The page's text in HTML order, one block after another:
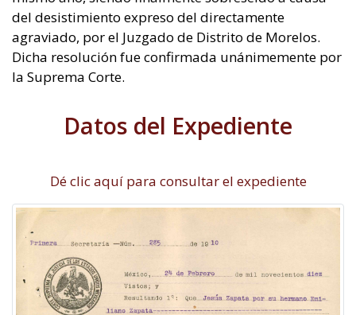
del desistimiento expreso del directamente
agraviado, por el Juzgado de Distrito de Morelos.
Dicha resolución fue confirmada unánimemente por
la Suprema Corte.
Datos del Expediente
Dé clic aquí para consultar el expediente